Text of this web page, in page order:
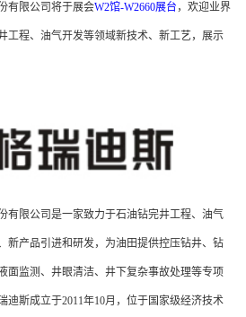
有限公司将于展会W2馆-W2660展台 ，欢迎业界
工程、油气开发等领域新技术、新工艺，展示
有限公司是一家致力于石油钻完井工程、油气
新产品引进和研发，为油田提供控压钻井、钻
面监测、井眼清洁、井下复杂事故处理等专项
迪斯成立于2011年10月，位于国家级经济技术